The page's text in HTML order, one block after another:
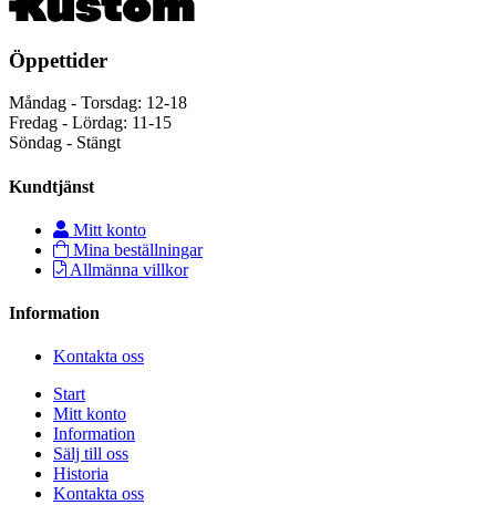
Öppettider
Måndag - Torsdag: 12-18
Fredag - Lördag: 11-15
Söndag - Stängt
Kundtjänst
Mitt konto
Mina beställningar
Allmänna villkor
Information
Kontakta oss
Start
Mitt konto
Information
Sälj till oss
Historia
Kontakta oss